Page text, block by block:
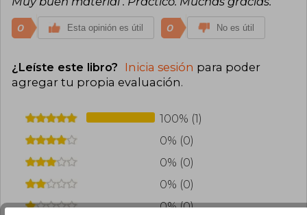
0 Esta opinión es útil 0 No es útil
¿Leíste este libro? Inicia sesión para poder
agregar tu propia evaluación.
100% (1)
0% (0)
0% (0)
0% (0)
0% (0)